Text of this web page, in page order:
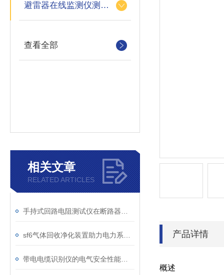
避雷器在线监测仪测试仪
查看全部
相关文章
RELATED ARTICLES
产品详情
概述